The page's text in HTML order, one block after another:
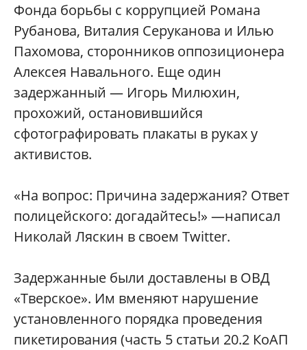
Фонда борьбы с коррупцией Романа
Рубанова, Виталия Серуканова и Илью
Пахомова, сторонников оппозиционера
Алексея Навального. Еще один
задержанный — Игорь Милюхин,
прохожий, остановившийся
сфотографировать плакаты в руках у
активистов.
«На вопрос: Причина задержания? Ответ
полицейского: догадайтесь!» —написал
Николай Ляскин в своем Twitter.
Задержанные были доставлены в ОВД
«Тверское». Им вменяют нарушение
установленного порядка проведения
пикетирования (часть 5 статьи 20.2 КоАП